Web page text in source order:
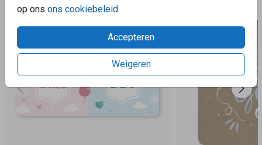
op ons ons cookiebeleid.
Accepteren
Weigeren